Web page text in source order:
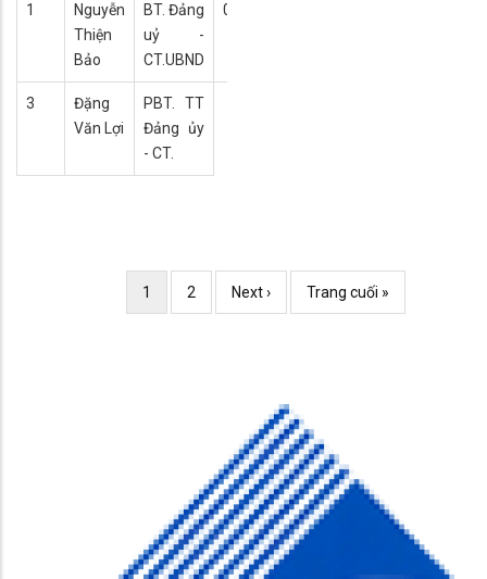
1
Nguyễn
Thiện
Bảo
BT. Đảng
uỷ -
CT.UBND
0909056119
3
Đặng
Văn Lợi
PBT. TT
Đảng ủy
- CT.
Current
1 Page
2
Trang
Next ›
Trang
Trang cuối »